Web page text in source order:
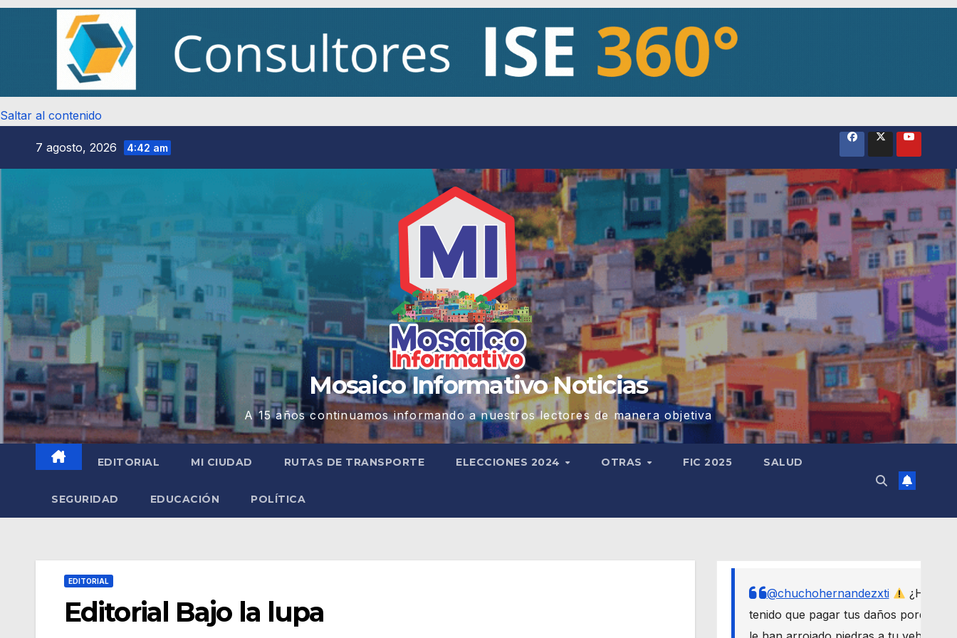
Saltar al contenido
7 agosto, 2026 4:42 am
Mosaico Informativo Noticias
A 15 años continuamos informando a nuestros lectores de manera objetiva
EDITORIAL MI CIUDAD RUTAS DE TRANSPORTE ELECCIONES 2024 OTRAS FIC 2025 SALUD
SEGURIDAD EDUCACIÓN POLÍTICA
EDITORIAL
Editorial Bajo la lupa
@chuchohernandezxti
¿Has
tenido que pagar tus daños porque